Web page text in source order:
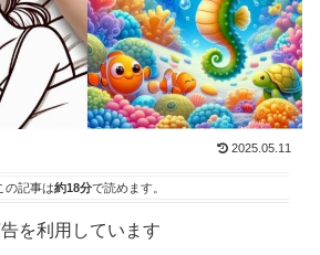
2025.05.11
の記事は約18分で読めます。
を利用しています